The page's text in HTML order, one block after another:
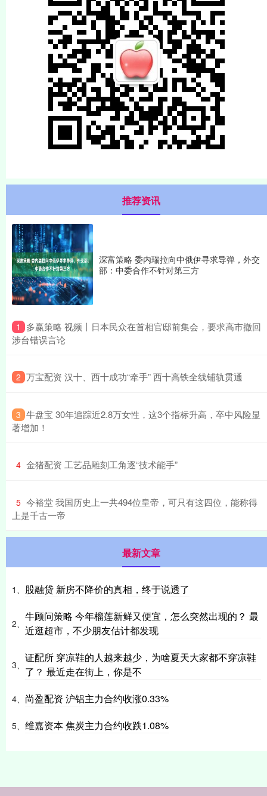
推荐资讯
深富策略 委内瑞拉向中俄伊寻求导弹，外交
部：中委合作不针对第三方
1
​多赢策略 视频丨日本民众在首相官邸前集会，要求高市撤回
涉台错误言论
2 ​万宝配资 汉十、西十成功“牵手” 西十高铁全线铺轨贯通
3 ​牛盘宝 30年追踪近2.8万女性，这3个指标升高，卒中风险显
著增加！
4 ​金猪配资 工艺品雕刻工角逐“技术能手”
5 ​今裕堂 我国历史上一共494位皇帝，可只有这四位，能称得
上是千古一帝
最新文章
1、 股融贷 新房不降价的真相，终于说透了
2、
牛顾问策略 今年榴莲新鲜又便宜，怎么突然出现的？ 最
近逛超市，不少朋友估计都发现
3、
证配所 穿凉鞋的人越来越少，为啥夏天大家都不穿凉鞋
了？ 最近走在街上，你是不
4、 尚盈配资 沪铝主力合约收涨0.33%
5、 维嘉资本 焦炭主力合约收跌1.08%